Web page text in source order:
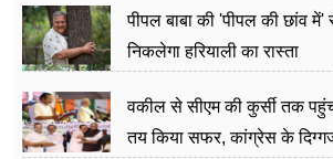
पीपल बाबा की 'पीपल की छांव में'
निकलेगा हरियाली का रास्ता
वकील से सीएम की कुर्सी तक
तय किया सफर, कांग्रेस के